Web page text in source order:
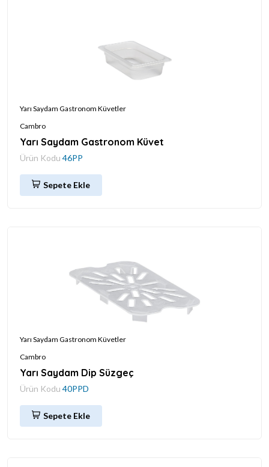
Yarı Saydam Gastronom Küvetler
Cambro
Yarı Saydam Gastronom Küvet
Ürün Kodu 46PP
Sepete Ekle
Yarı Saydam Gastronom Küvetler
Cambro
Yarı Saydam Dip Süzgeç
Ürün Kodu 40PPD
Sepete Ekle